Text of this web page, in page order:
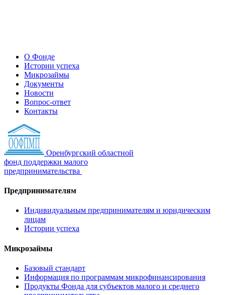
О Фонде
Истории успеха
Микрозаймы
Документы
Новости
Вопрос-ответ
Контакты
Оренбургский областной
фонд поддержки малого
предпринимательства
Предпринимателям
Индивидуальным предпринимателям и юридическим
лицам
Истории успеха
Микрозаймы
Базовый стандарт
Информация по программам микрофинансирования
Продукты Фонда для субъектов малого и среднего